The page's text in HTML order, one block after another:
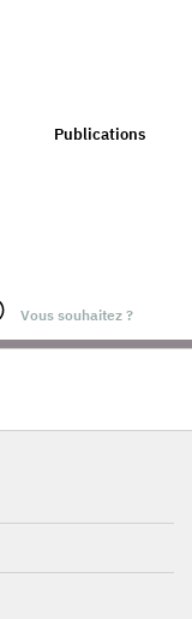
Publications